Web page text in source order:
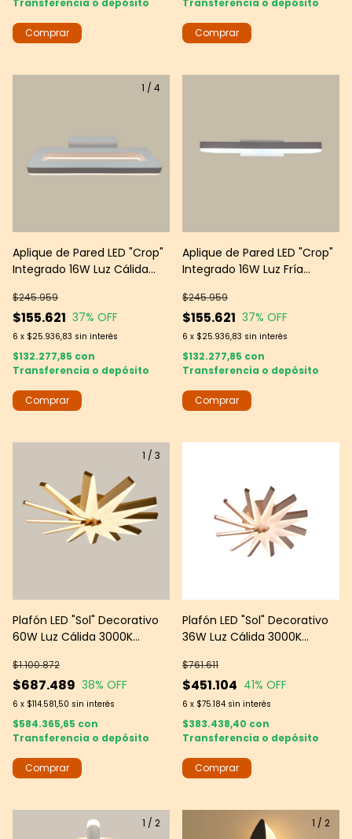
Transferencia o depósito
Transferencia o depósito
1 / 4
Aplique de Pared LED "Crop"
Integrado 16W Luz Cálida
group
$155.621
$245.959
37% OFF
6 x $25.936,83 sin interés
$132.277,85 con
Transferencia o depósito
Aplique de Pared LED "Crop"
Integrado 16W Luz Fría
Group
$155.621
$245.959
37% OFF
6 x $25.936,83 sin interés
$132.277,85 con
Transferencia o depósito
1 / 3
Plafón LED "Sol" Decorativo
60W Luz Cálida 3000K
$687.489
$1.100.872
38% OFF
6 x $114.581,50 sin interés
$584.365,65 con
Transferencia o depósito
Plafón LED "Sol" Decorativo
36W Luz Cálida 3000K
$451.104
$761.611
41% OFF
6 x $75.184 sin interés
$383.438,40 con
Transferencia o depósito
1 / 2 1 / 2